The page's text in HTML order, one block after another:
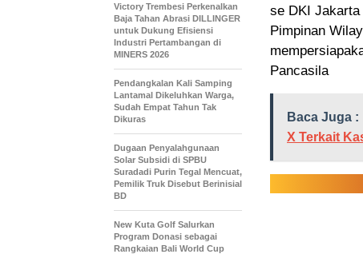
se DKI
Pimpinan
Pancasila
Baca Juga :
X Terkait
Victory Trembesi Perkenalkan
Baja Tahan Abrasi DILLINGER
untuk Dukung Efisiensi
Industri Pertambangan di
MINERS 2026
Pendangkalan Kali Samping
Lantamal Dikeluhkan Warga,
Sudah Empat Tahun Tak
Dikuras
‎Dugaan Penyalahgunaan
Solar Subsidi di SPBU
Suradadi Purin Tegal Mencuat,
Pemilik Truk Disebut Berinisial
BD
New Kuta Golf Salurkan
Program Donasi sebagai
Rangkaian Bali World Cup